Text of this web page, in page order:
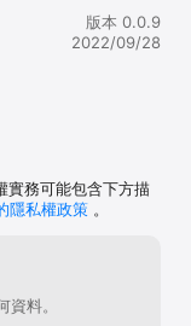
可進入大神掌管的
的意願，由圖書館
:
版本 0.0.9
2022/09/28
實務可能包含下方描
隱私權政策 。
料。